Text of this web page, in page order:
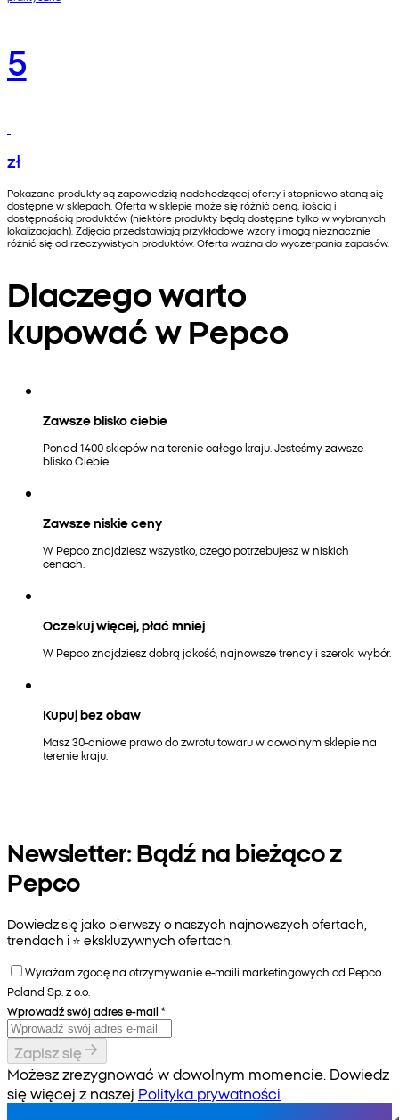
5
zł
Pokazane produkty są zapowiedzią nadchodzącej oferty i stopniowo staną się
dostępne w sklepach. Oferta w sklepie może się różnić ceną, ilością i
dostępnością produktów (niektóre produkty będą dostępne tylko w wybranych
lokalizacjach). Zdjęcia przedstawiają przykładowe wzory i mogą nieznacznie
różnić się od rzeczywistych produktów. Oferta ważna do wyczerpania zapasów.
Dlaczego warto
kupować w Pepco
Zawsze blisko ciebie
Ponad 1400 sklepów na terenie całego kraju. Jesteśmy zawsze
blisko Ciebie.
Zawsze niskie ceny
W Pepco znajdziesz wszystko, czego potrzebujesz w niskich
cenach.
Oczekuj więcej, płać mniej
W Pepco znajdziesz dobrą jakość, najnowsze trendy i szeroki wybór.
Kupuj bez obaw
Masz 30-dniowe prawo do zwrotu towaru w dowolnym sklepie na
terenie kraju.
Newsletter: Bądź na bieżąco z
Pepco
Dowiedz się jako pierwszy o naszych najnowszych ofertach,
trendach i ⭐️ ekskluzywnych ofertach.
Wyrażam zgodę na otrzymywanie e-maili marketingowych od Pepco
Poland Sp. z o.o.
Wprowadź swój adres e-mail *
Zapisz się
Możesz zrezygnować w dowolnym momencie. Dowiedz
się więcej z naszej Polityka prywatności